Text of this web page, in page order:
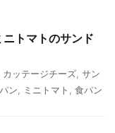
トマトのサンド
カッテージチーズ サン
パン ミニトマト 食パン